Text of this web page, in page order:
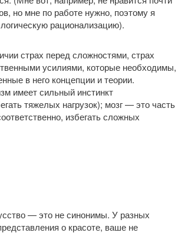
но мне по работе нужно, поэтому я
рационализацию).
страх перед сложностями, страх
усилиями, которые необходимы,
в него концепции и теории.
имеет сильный инстинкт
тяжелых нагрузок); мозг — это часть
избегать сложных
— это не синонимы. У разных
о красоте, ваше не